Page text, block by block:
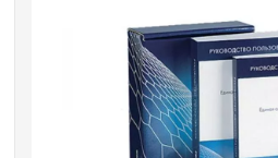
Досмотровое оборудование